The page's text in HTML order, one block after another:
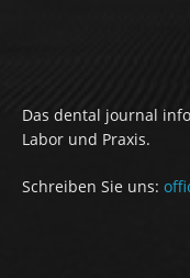
Das dental journal
Labor und Praxis.
Schreiben Sie uns: